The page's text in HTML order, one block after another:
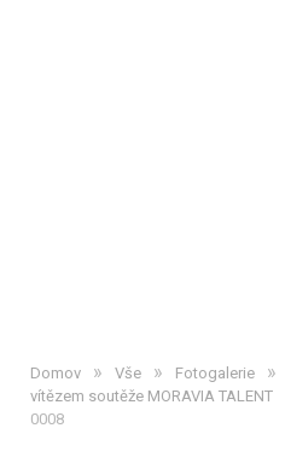
Domov » Vše » Fotogalerie »
vítězem soutěže MORAVIA TALENT
0008